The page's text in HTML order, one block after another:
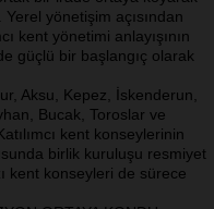
yönetişim açısından
kent yönetimi anlayışının
güçlü bir başlangıç olarak
Aksu, Kepez, İskenderun,
Bucak, Toroslar ve
kent konseylerinin
birlik kuruluşu resmiyet
kent konseyleri de sürece